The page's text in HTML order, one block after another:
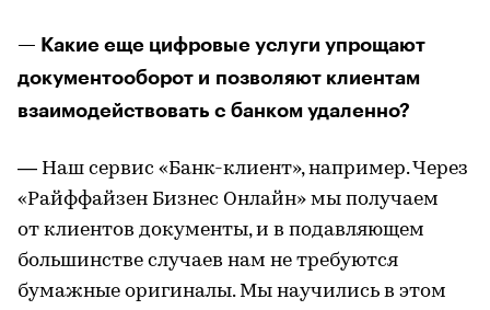
— Какие еще цифровые услуги упрощают
документооборот и позволяют клиентам
взаимодействовать с банком удаленно?
— Наш сервис «Банк-клиент», например. Через
«Райффайзен Бизнес Онлайн» мы получаем
от клиентов документы, и в подавляющем
большинстве случаев нам не требуются
бумажные оригиналы. Мы научились в этом